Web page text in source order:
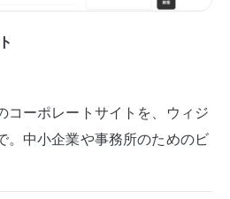
コーポレートサイトを、ウィジ
。中小企業や事務所のためのビ